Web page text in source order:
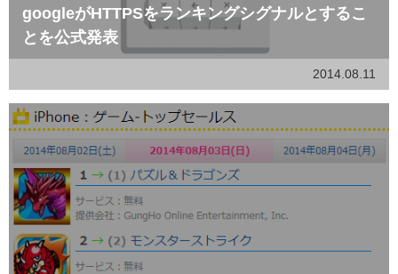
googleがHTTPSをランキングシグナルとするこ
とを公式発表
2014.08.11